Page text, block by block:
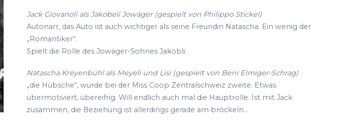
Jack Giovanoli als Jakobeli Jowäger (gespielt von Philippo Stickel)
Autonarr, das Auto ist auch wichtiger als seine Freundin Natascha. Ein wenig der
„Romantiker“.
Spielt die Rolle des Jowäger-Sohnes Jakobli.
Natascha Kreyenbühl als Meyeli und Lisi (gespielt von Beni Elmiger-Schrag)
„die Hübsche“, wurde bei der Miss Coop Zentralschweiz zweite. Etwas
übermotiviert, übereifrig. Will endlich auch mal die Hauptrolle. Ist mit Jack
zusammen, die Beziehung ist allerdings gerade am bröckeln...